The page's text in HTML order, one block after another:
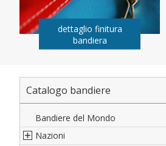
dettaglio finitura
bandiera
Catalogo bandiere
Bandiere del Mondo
Nazioni